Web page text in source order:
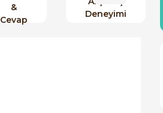
&
Cevap
Deneyimi